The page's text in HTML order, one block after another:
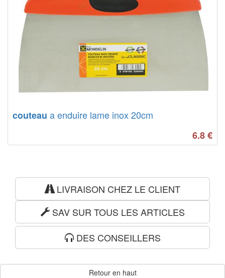
couteau a enduire lame inox 20cm
6.8€
LIVRAISON CHEZ LE CLIENT
SAV SUR TOUS LES ARTICLES
DES CONSEILLERS
Retour en haut